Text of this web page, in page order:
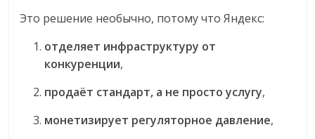
Это решение необычно, потому что Яндекс:
отделяет инфраструктуру от
конкуренции,
продаёт стандарт, а не просто услугу,
монетизирует регуляторное давление,